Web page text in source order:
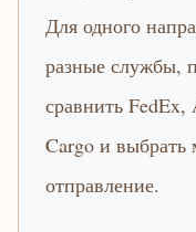
Для одного
разные службы,
сравнить
Cargo и выбрать
отправление.